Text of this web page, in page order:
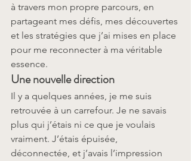
à travers mon propre parcours, en
partageant mes défis, mes découvertes
et les stratégies que j’ai mises en place
pour me reconnecter à ma véritable
essence.
Une nouvelle direction
Il y a quelques années, je me suis
retrouvée à un carrefour. Je ne savais
plus qui j’étais ni ce que je voulais
vraiment. J’étais épuisée,
déconnectée, et j’avais l’impression